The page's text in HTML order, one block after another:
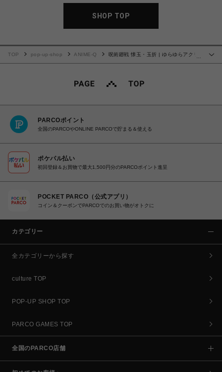
SHOP TOP
TOP pop-up-shop ANIME-Q
呪術廻戦 懐玉・玉折 | ゆらゆらアクリ
PARCOポイント
全国のPARCOやONLINE PARCOで貯まる＆使える
ポケパル払い
初回登録＆お買物で最大1,500円分のPARCOポイント進呈
POCKET PARCO（公式アプリ）
コイン＆クーポンでPARCOでのお買い物がオトクに
カテゴリー
全カテゴリーから探す
culture TOP
POP-UP SHOP TOP
PARCO GAMES TOP
全国のPARCO店舗